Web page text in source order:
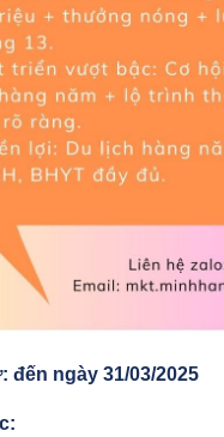
đến ngày 31/03/2025